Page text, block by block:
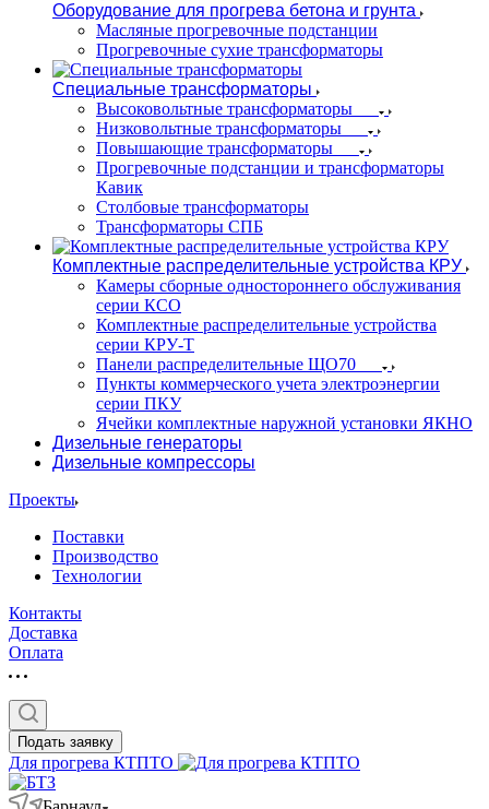
Оборудование для прогрева бетона и грунта
Масляные прогревочные подстанции
Прогревочные сухие трансформаторы
Специальные трансформаторы
Высоковольтные трансформаторы
Низковольтные трансформаторы
Повышающие трансформаторы
Прогревочные подстанции и трансформаторы
Кавик
Столбовые трансформаторы
Трансформаторы СПБ
Комплектные распределительные устройства КРУ
Камеры сборные одностороннего обслуживания
серии КСО
Комплектные распределительные устройства
серии КРУ-Т
Панели распределительные ЩО70
Пункты коммерческого учета электроэнергии
серии ПКУ
Ячейки комплектные наружной установки ЯКНО
Дизельные генераторы
Дизельные компрессоры
Проекты
Поставки
Производство
Технологии
Контакты
Доставка
Оплата
Подать заявку
Для прогрева КТПТО